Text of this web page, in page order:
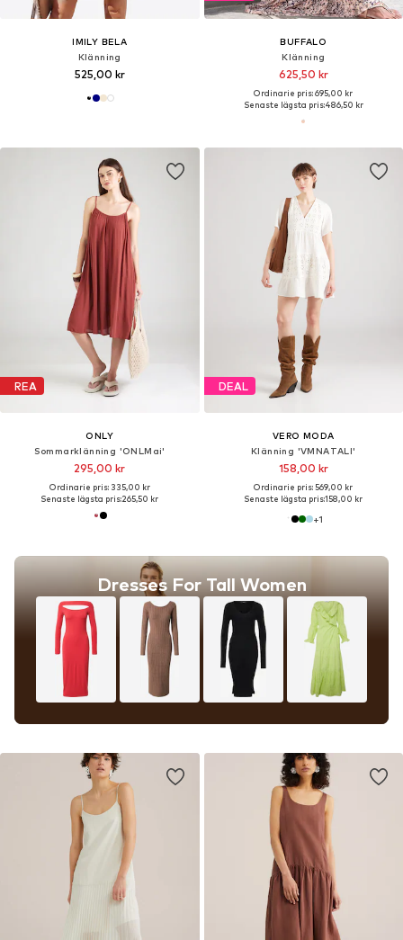
IMILY BELA
Klänning
525,00 kr
BUFFALO
Klänning
625,50 kr
Ordinarie pris: 695,00 kr
Senaste lägsta pris:486,50 kr
REA
ONLY
Sommarklänning 'ONLMai'
295,00 kr
Ordinarie pris: 335,00 kr
Senaste lägsta pris:265,50 kr
Dresses For Tall Women
DEAL
VERO MODA
Klänning 'VMNATALI'
158,00 kr
Ordinarie pris: 569,00 kr
Senaste lägsta pris:158,00 kr
+1